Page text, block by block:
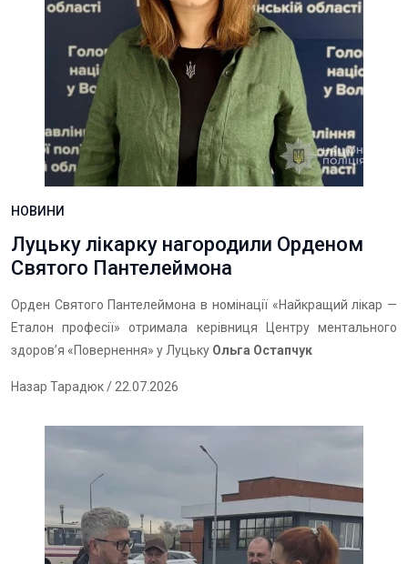
НОВИНИ
Луцьку лікарку нагородили Орденом
Святого Пантелеймона
Орден Святого Пантелеймона в номінації «Найкращий лікар —
Еталон професії» отримала керівниця Центру ментального
здоров’я «Повернення» у Луцьку Ольга Остапчук
Назар Тарадюк/ 22.07.2026